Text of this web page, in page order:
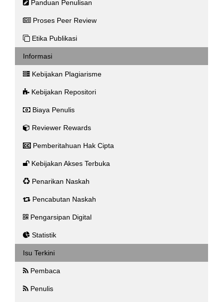
Panduan Penulisan
Proses Peer Review
Etika Publikasi
Informasi
Kebijakan Plagiarisme
Kebijakan Repositori
Biaya Penulis
Reviewer Rewards
Pemberitahuan Hak Cipta
Kebijakan Akses Terbuka
Penarikan Naskah
Pencabutan Naskah
Pengarsipan Digital
Statistik
Isu Terkini
Pembaca
Penulis